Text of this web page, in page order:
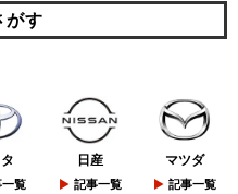
がす
覧
日産
記事一覧
マツダ
記事一覧